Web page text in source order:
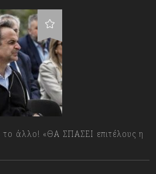
άλλο! «ΘΑ ΣΠΑΣΕΙ επιτέλους η